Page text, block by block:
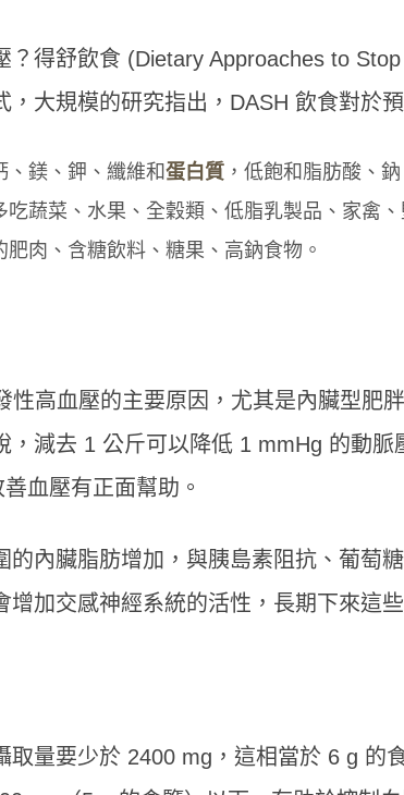
？得舒飲食 (Dietary Approaches to
，大規模的研究指出，DASH 飲食對於
、鎂、鉀、纖維和蛋白質 ，低飽和脂肪酸、鈉
吃蔬菜、水果、全穀類、低脂乳製品、家禽
肉、含糖飲料、糖果、高鈉食物。
性高血壓的主要原因，尤其是內臟型肥
，減去 1 公斤可以降低 1 mmHg 的動
血壓有正面幫助。
的內臟脂肪增加，與胰島素阻抗、葡萄
增加交感神經系統的活性，長期下來這
取量要少於 2400 mg，這相當於 6 g 的